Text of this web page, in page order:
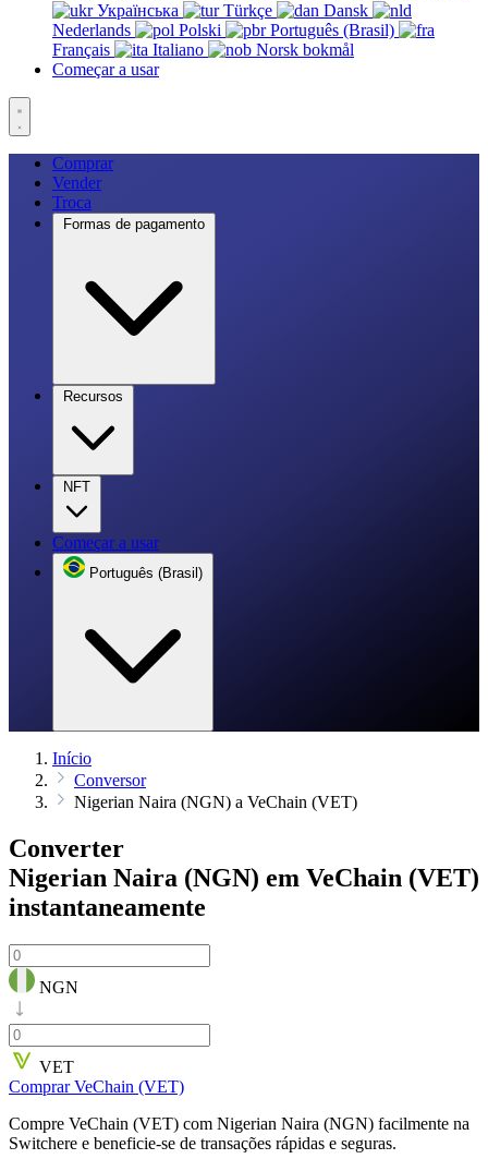
Українська
Türkçe
Dansk
Nederlands
Polski
Português (Brasil)
Français
Italiano
Norsk bokmål
Começar a usar
Comprar
Vender
Troca
Formas de pagamento
Recursos
NFT
Começar a usar
Português (Brasil)
Início
Conversor
Nigerian Naira (NGN) a VeChain (VET)
Converter
Nigerian Naira (NGN) em VeChain (VET)
instantaneamente
NGN
VET
Comprar VeChain (VET)
Compre VeChain (VET) com Nigerian Naira (NGN) facilmente na
Switchere e beneficie-se de transações rápidas e seguras.